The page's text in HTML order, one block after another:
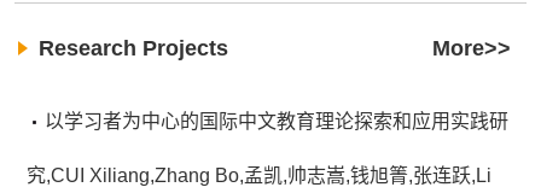
Research Projects More>>
以学习者为中心的国际中文教育理论探索和应用实践研
究,CUI Xiliang,Zhang Bo,孟凯,帅志嵩,钱旭箐,张连跃,Li